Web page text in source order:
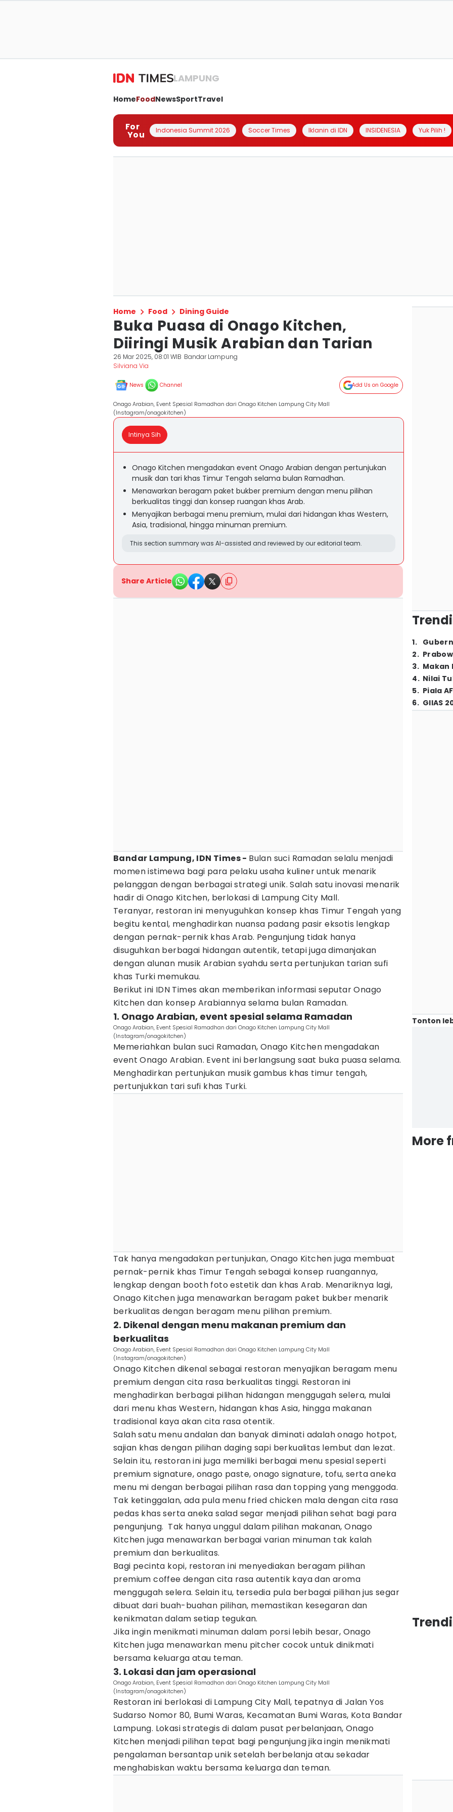
LAMPUNG
HomeFoodNewsSportTravel
For
You Indonesia Summit 2026 Soccer Times Iklanin di IDN INSIDENESIA Yuk Pilih !
Home Food Dining Guide
Buka Puasa di Onago Kitchen,
Diiringi Musik Arabian dan Tarian
26 Mar 2025, 08:01 WIB Bandar Lampung
Silviana Via
News Channel Add Us on Google
Onago Arabian, Event Spesial Ramadhan dari Onago Kitchen Lampung City Mall
(Instagram/onagokitchen)
Intinya Sih
Onago Kitchen mengadakan event Onago Arabian dengan pertunjukan
musik dan tari khas Timur Tengah selama bulan Ramadhan.
Menawarkan beragam paket bukber premium dengan menu pilihan
berkualitas tinggi dan konsep ruangan khas Arab.
Menyajikan berbagai menu premium, mulai dari hidangan khas Western,
Asia, tradisional, hingga minuman premium.
This section summary was AI-assisted and reviewed by our editorial team.
Share Article
Bandar Lampung, IDN Times - Bulan suci Ramadan selalu menjadi
momen istimewa bagi para pelaku usaha kuliner untuk menarik
pelanggan dengan berbagai strategi unik. Salah satu inovasi menarik
hadir di Onago Kitchen, berlokasi di Lampung City Mall.
Teranyar, restoran ini menyuguhkan konsep khas Timur Tengah yang
begitu kental, menghadirkan nuansa padang pasir eksotis lengkap
dengan pernak-pernik khas Arab. Pengunjung tidak hanya
disuguhkan berbagai hidangan autentik, tetapi juga dimanjakan
dengan alunan musik Arabian syahdu serta pertunjukan tarian sufi
khas Turki memukau.
Berikut ini IDN Times akan memberikan informasi seputar Onago
Kitchen dan konsep Arabiannya selama bulan Ramadan.
1. Onago Arabian, event spesial selama Ramadan
Onago Arabian, Event Spesial Ramadhan dari Onago Kitchen Lampung City Mall
(Instagram/onagokitchen)
Memeriahkan bulan suci Ramadan, Onago Kitchen mengadakan
event Onago Arabian. Event ini berlangsung saat buka puasa selama.
Menghadirkan pertunjukan musik gambus khas timur tengah,
pertunjukkan tari sufi khas Turki.
Tak hanya mengadakan pertunjukan, Onago Kitchen juga membuat
pernak-pernik khas Timur Tengah sebagai konsep ruangannya,
lengkap dengan booth foto estetik dan khas Arab. Menariknya lagi,
Onago Kitchen juga menawarkan beragam paket bukber menarik
berkualitas dengan beragam menu pilihan premium.
2. Dikenal dengan menu makanan premium dan
berkualitas
Onago Arabian, Event Spesial Ramadhan dari Onago Kitchen Lampung City Mall
(Instagram/onagokitchen)
Onago Kitchen dikenal sebagai restoran menyajikan beragam menu
premium dengan cita rasa berkualitas tinggi. Restoran ini
menghadirkan berbagai pilihan hidangan menggugah selera, mulai
dari menu khas Western, hidangan khas Asia, hingga makanan
tradisional kaya akan cita rasa otentik.
Salah satu menu andalan dan banyak diminati adalah onago hotpot,
sajian khas dengan pilihan daging sapi berkualitas lembut dan lezat.
Selain itu, restoran ini juga memiliki berbagai menu spesial seperti
premium signature, onago paste, onago signature, tofu, serta aneka
menu mi dengan berbagai pilihan rasa dan topping yang menggoda.
Tak ketinggalan, ada pula menu fried chicken mala dengan cita rasa
pedas khas serta aneka salad segar menjadi pilihan sehat bagi para
pengunjung. Tak hanya unggul dalam pilihan makanan, Onago
Kitchen juga menawarkan berbagai varian minuman tak kalah
premium dan berkualitas.
Bagi pecinta kopi, restoran ini menyediakan beragam pilihan
premium coffee dengan cita rasa autentik kaya dan aroma
menggugah selera. Selain itu, tersedia pula berbagai pilihan jus segar
dibuat dari buah-buahan pilihan, memastikan kesegaran dan
kenikmatan dalam setiap tegukan.
Jika ingin menikmati minuman dalam porsi lebih besar, Onago
Kitchen juga menawarkan menu pitcher cocok untuk dinikmati
bersama keluarga atau teman.
3. Lokasi dan jam operasional
Onago Arabian, Event Spesial Ramadhan dari Onago Kitchen Lampung City Mall
(Instagram/onagokitchen)
Restoran ini berlokasi di Lampung City Mall, tepatnya di Jalan Yos
Sudarso Nomor 80, Bumi Waras, Kecamatan Bumi Waras, Kota Bandar
Lampung. Lokasi strategis di dalam pusat perbelanjaan, Onago
Kitchen menjadi pilihan tepat bagi pengunjung jika ingin menikmati
pengalaman bersantap unik setelah berbelanja atau sekadar
menghabiskan waktu bersama keluarga dan teman.
1.
2.
3. Makan
4. Nilai
5. Piala
6. GIIAS
Tonton
More